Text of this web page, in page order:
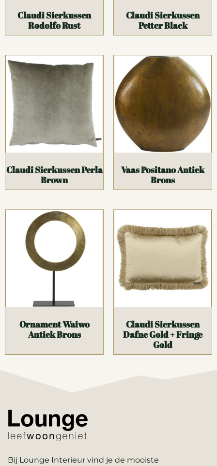
Claudi Sierkussen
Rodolfo Rust
Claudi Sierkussen
Petter Black
Claudi Sierkussen Perla
Brown
Vaas Positano Antiek
Brons
Ornament Waiwo
Antiek Brons
Claudi Sierkussen
Dafne Gold + Fringe
Gold
Bij Lounge Interieur vind je de mooiste